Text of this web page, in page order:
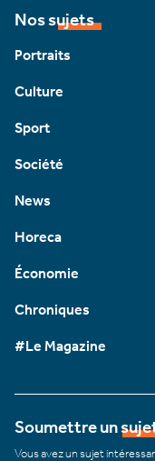
Nos sujets
Portraits
Culture
Sport
Société
News
Horeca
Économie
Chroniques
#Le Magazine
Soumettre un
Vous avez un sujet